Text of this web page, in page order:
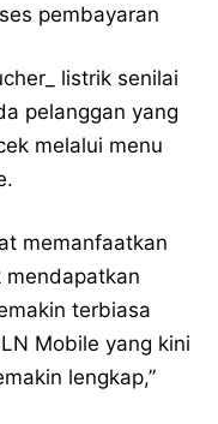
pembayaran
listrik senilai
pelanggan yang
melalui menu
memanfaatkan
mendapatkan
terbiasa
Mobile yang kini
lengkap,”